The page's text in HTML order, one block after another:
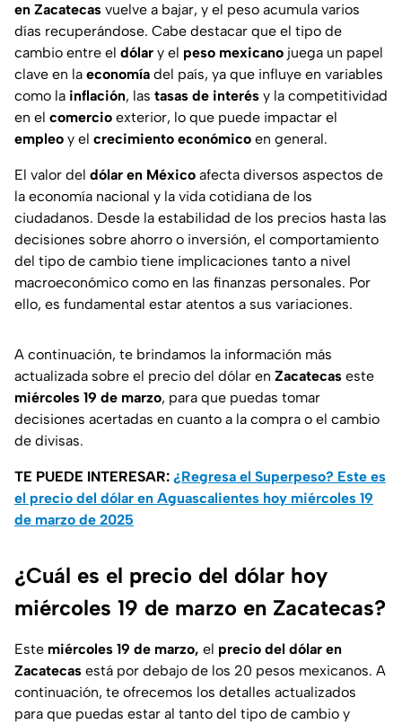
en Zacatecas vuelve a bajar, y el peso acumula varios
días recuperándose. Cabe destacar que el tipo de
cambio entre el dólar y el peso mexicano juega un papel
clave en la economía del país, ya que influye en variables
como la inflación, las tasas de interés y la competitividad
en el comercio exterior, lo que puede impactar el
empleo y el crecimiento económico en general.
El valor del dólar en México afecta diversos aspectos de
la economía nacional y la vida cotidiana de los
ciudadanos. Desde la estabilidad de los precios hasta las
decisiones sobre ahorro o inversión, el comportamiento
del tipo de cambio tiene implicaciones tanto a nivel
macroeconómico como en las finanzas personales. Por
ello, es fundamental estar atentos a sus variaciones.
A continuación, te brindamos la información más
actualizada sobre el precio del dólar en Zacatecas este
miércoles 19 de marzo, para que puedas tomar
decisiones acertadas en cuanto a la compra o el cambio
de divisas.
TE PUEDE INTERESAR: ¿Regresa el Superpeso? Este es
el precio del dólar en Aguascalientes hoy miércoles 19
de marzo de 2025
¿Cuál es el precio del dólar hoy
miércoles 19 de marzo en Zacatecas?
Este miércoles 19 de marzo, el precio del dólar en
Zacatecas está por debajo de los 20 pesos mexicanos. A
continuación, te ofrecemos los detalles actualizados
para que puedas estar al tanto del tipo de cambio y